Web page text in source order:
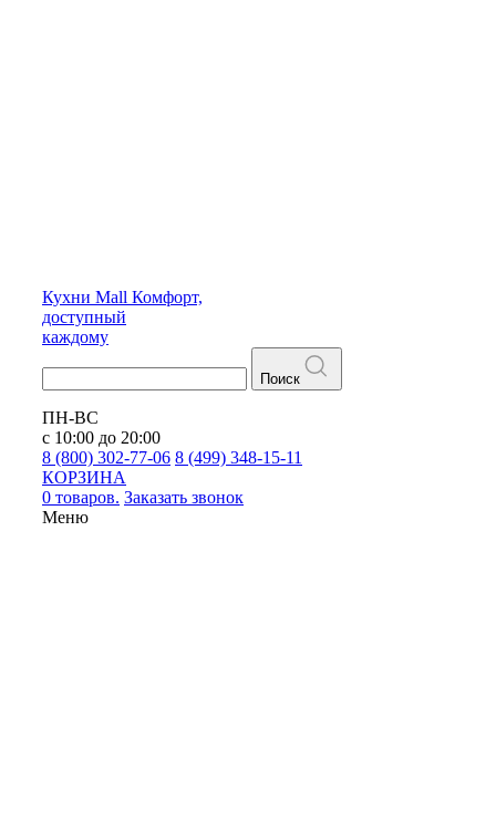
Кухни Mall Комфорт,
доступный
каждому
Поиск
ПН-ВС
с 10:00 до 20:00
8 (800) 302-77-06 8 (499) 348-15-11
КОРЗИНА
0 товаров. Заказать звонок
Меню